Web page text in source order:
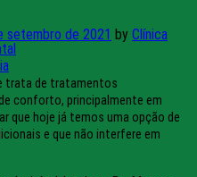
setembro de 2021 by Clínica
trata de tratamentos
conforto, principalmente em
que hoje já temos uma opção de
e que não interfere em